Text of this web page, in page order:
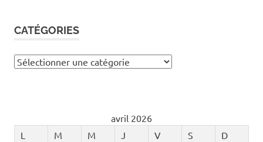
CATÉGORIES
Catégories
avril 2026
L
M M J V S
D